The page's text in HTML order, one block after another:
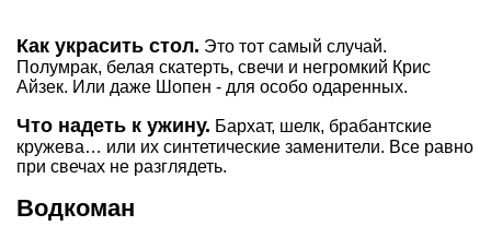
Как украсить стол. Это тот самый случай.
Полумрак, белая скатерть, свечи и негромкий Крис
Айзек. Или даже Шопен - для особо одаренных.
Что надеть к ужину. Бархат, шелк, брабантские
кружева… или их синтетические заменители. Все равно
при свечах не разглядеть.
Водкоман